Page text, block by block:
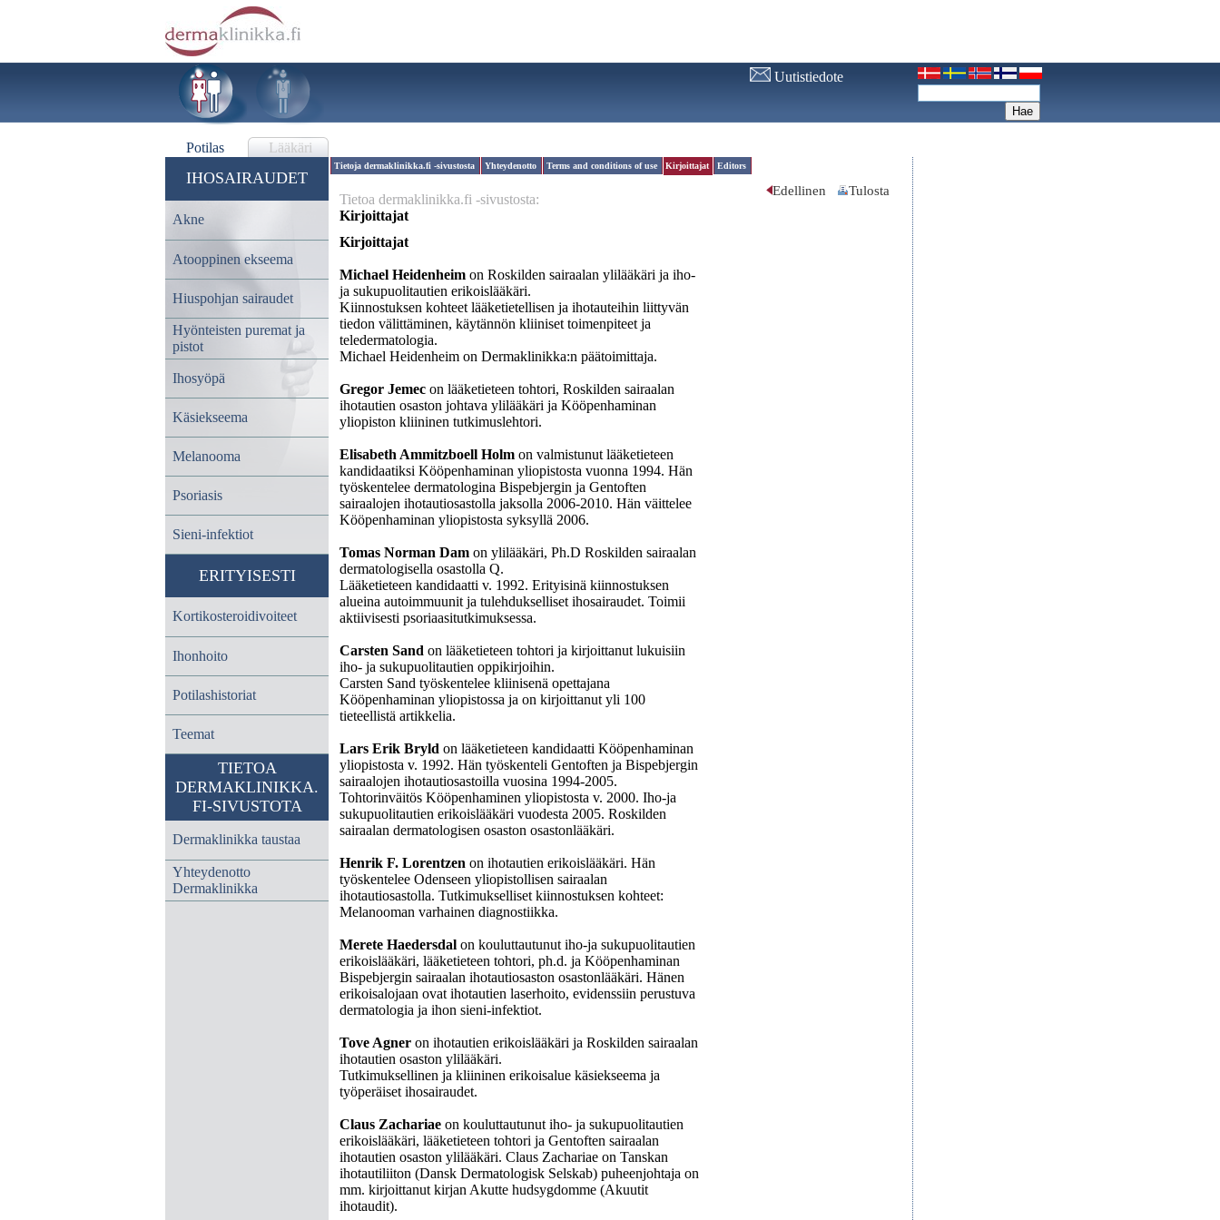
Uutistiedote
Potilas Lääkäri
IHOSAIRAUDET
Akne
Atooppinen ekseema
Hiuspohjan sairaudet
Hyönteisten puremat ja
pistot
Ihosyöpä
Käsiekseema
Melanooma
Psoriasis
Sieni-infektiot
ERITYISESTI
Kortikosteroidivoiteet
Ihonhoito
Potilashistoriat
Teemat
TIETOA
DERMAKLINIKKA.
FI-SIVUSTOTA
Dermaklinikka taustaa
Yhteydenotto
Dermaklinikka
Tietoja dermaklinikka.fi -sivustosta Yhteydenotto Terms and conditions of use Kirjoittajat Editors
Tietoa dermaklinikka.fi -sivustosta:
Kirjoittajat
Kirjoittajat
Michael Heidenheim on Roskilden sairaalan ylilääkäri ja iho-
ja sukupuolitautien erikoislääkäri.
Kiinnostuksen kohteet lääketietellisen ja ihotauteihin liittyvän
tiedon välittäminen, käytännön kliiniset toimenpiteet ja
teledermatologia.
Michael Heidenheim on Dermaklinikka:n päätoimittaja.
Gregor Jemec on lääketieteen tohtori, Roskilden sairaalan
ihotautien osaston johtava ylilääkäri ja Kööpenhaminan
yliopiston kliininen tutkimuslehtori.
Elisabeth Ammitzboell Holm on valmistunut lääketieteen
kandidaatiksi Kööpenhaminan yliopistosta vuonna 1994. Hän
työskentelee dermatologina Bispebjergin ja Gentoften
sairaalojen ihotautiosastolla jaksolla 2006-2010. Hän väittelee
Kööpenhaminan yliopistosta syksyllä 2006.
Tomas Norman Dam on ylilääkäri, Ph.D Roskilden sairaalan
dermatologisella osastolla Q.
Lääketieteen kandidaatti v. 1992. Erityisinä kiinnostuksen
alueina autoimmuunit ja tulehdukselliset ihosairaudet. Toimii
aktiivisesti psoriaasitutkimuksessa.
Carsten Sand on lääketieteen tohtori ja kirjoittanut lukuisiin
iho- ja sukupuolitautien oppikirjoihin.
Carsten Sand työskentelee kliinisenä opettajana
Kööpenhaminan yliopistossa ja on kirjoittanut yli 100
tieteellistä artikkelia.
Lars Erik Bryld on lääketieteen kandidaatti Kööpenhaminan
yliopistosta v. 1992. Hän työskenteli Gentoften ja Bispebjergin
sairaalojen ihotautiosastoilla vuosina 1994-2005.
Tohtorinväitös Kööpenhaminen yliopistosta v. 2000. Iho-ja
sukupuolitautien erikoislääkäri vuodesta 2005. Roskilden
sairaalan dermatologisen osaston osastonlääkäri.
Henrik F. Lorentzen on ihotautien erikoislääkäri. Hän
työskentelee Odenseen yliopistollisen sairaalan
ihotautiosastolla. Tutkimukselliset kiinnostuksen kohteet:
Melanooman varhainen diagnostiikka.
Merete Haedersdal on kouluttautunut iho-ja sukupuolitautien
erikoislääkäri, lääketieteen tohtori, ph.d. ja Kööpenhaminan
Bispebjergin sairaalan ihotautiosaston osastonlääkäri. Hänen
erikoisalojaan ovat ihotautien laserhoito, evidenssiin perustuva
dermatologia ja ihon sieni-infektiot.
Tove Agner on ihotautien erikoislääkäri ja Roskilden sairaalan
ihotautien osaston ylilääkäri.
Tutkimuksellinen ja kliininen erikoisalue käsiekseema ja
työperäiset ihosairaudet.
Claus Zachariae on kouluttautunut iho- ja sukupuolitautien
erikoislääkäri, lääketieteen tohtori ja Gentoften sairaalan
ihotautien osaston ylilääkäri. Claus Zachariae on Tanskan
ihotautiliiton (Dansk Dermatologisk Selskab) puheenjohtaja on
mm. kirjoittanut kirjan Akutte hudsygdomme (Akuutit
ihotaudit).
Edellinen Tulosta